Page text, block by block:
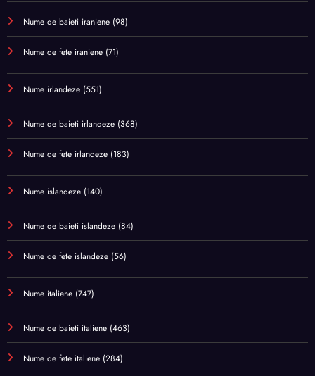
Nume de baieti iraniene (98)
Nume de fete iraniene (71)
Nume irlandeze (551)
Nume de baieti irlandeze (368)
Nume de fete irlandeze (183)
Nume islandeze (140)
Nume de baieti islandeze (84)
Nume de fete islandeze (56)
Nume italiene (747)
Nume de baieti italiene (463)
Nume de fete italiene (284)